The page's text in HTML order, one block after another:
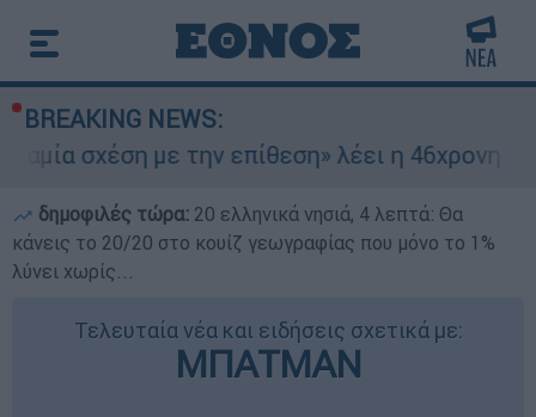
BREAKING NEWS:
με την επίθεση» λέει η 46χρονη - Τι
δημοφιλές τώρα: 20 ελληνικά νησιά, 4 λεπτά: Θα
κάνεις το 20/20 στο κουίζ γεωγραφίας που μόνο το 1%
λύνει χωρίς...
Τελευταία νέα και ειδήσεις σχετικά με:
ΜΠΑΤΜΑΝ